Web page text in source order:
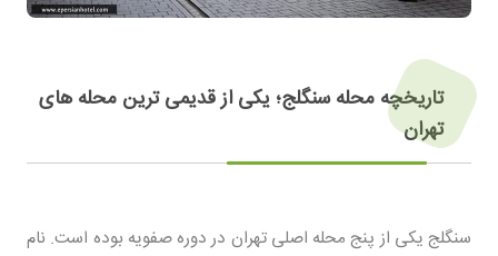
تاریخچه محله سنگلج؛ یکی از قدیمی‌ ترین محله‌ های
تهران
سنگلج یکی از پنج محله اصلی تهران در دوره صفویه بوده است. نام